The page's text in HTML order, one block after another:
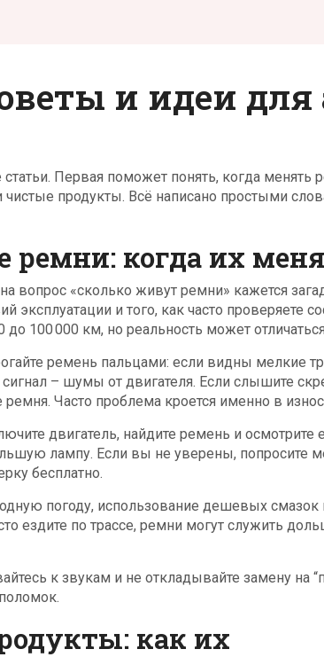
и идеи для
Первая поможет понять, когда менять
чистые продукты. Всё написано простыми
когда их
вопрос «сколько живут ремни» кажется
эксплуатации и того, как часто проверяете
100 000 км, но реальность может
ремень пальцами: если видны мелкие
– шумы от двигателя. Если слышите
ремня. Часто проблема кроется именно в
двигатель, найдите ремень и осмотрите
лампу. Если вы не уверены, попросите
бесплатно.
погоду, использование дешевых смазок
ездите по трассе, ремни могут служить
к звукам и не откладывайте замену на
как их